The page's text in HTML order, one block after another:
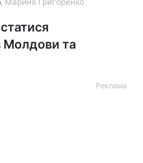
Молдови та
Реклама